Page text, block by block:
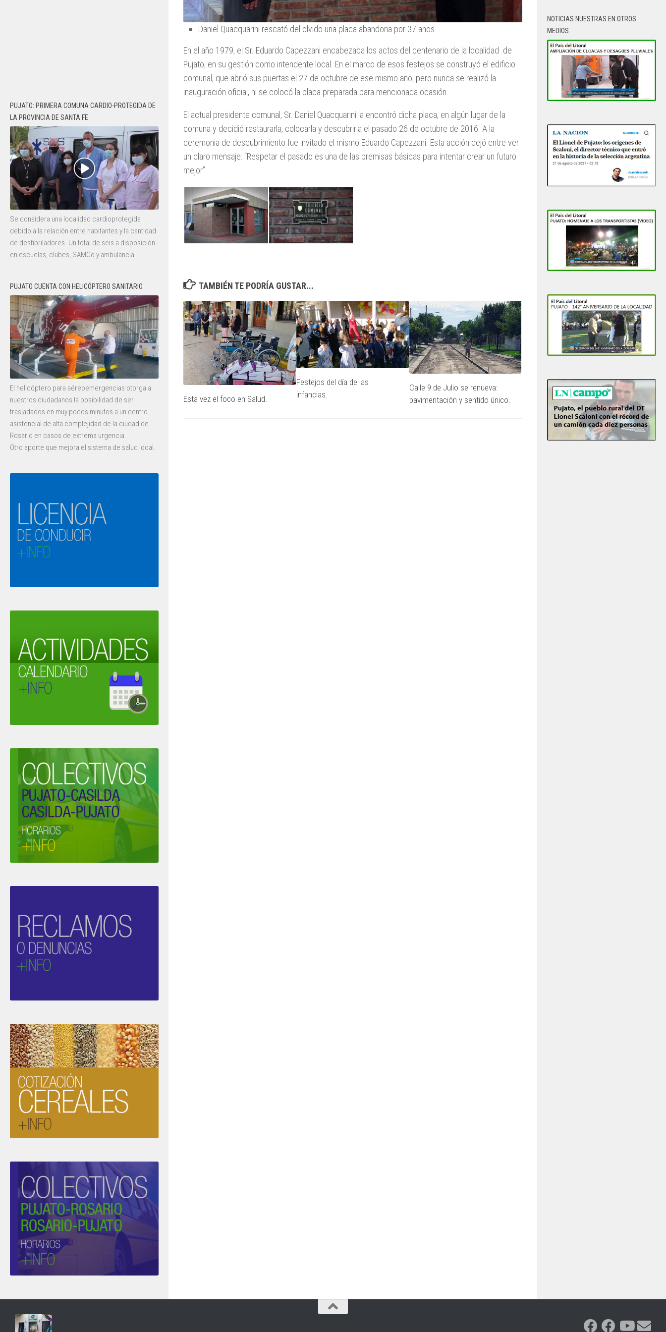
Daniel Quacquarini rescató del olvido una placa abandona por 37 años
En el año 1979, el Sr. Eduardo Capezzani encabezaba los actos del centenario de la localidad de
Pujato, en su gestión como intendente local. En el marco de esos festejos se construyó el edificio
comunal, que abrió sus puertas el 27 de octubre de ese mismo año, pero nunca se realizó la
inauguración oficial, ni se colocó la placa preparada para mencionada ocasión.
El actual presidente comunal, Sr. Daniel Quacquarini la encontró dicha placa, en algún lugar de la
comuna y decidió restaurarla, colocarla y descubrirla el pasado 26 de octubre de 2016. A la
ceremonia de descubrimiento fue invitado el mismo Eduardo Capezzani. Esta acción dejó entre ver
un claro mensaje: “Respetar el pasado es una de las premisas básicas para intentar crear un futuro
mejor”.
TAMBIÉN TE PODRÍA GUSTAR...
Esta vez el foco en Salud.
Festejos del día de las
infancias.
Calle 9 de Julio se renueva:
pavimentación y sentido único.
PUJATO: PRIMERA COMUNA CARDIO-PROTEGIDA DE
LA PROVINCIA DE SANTA FE
Se considera una localidad cardioprotegida
debido a la relación entre habitantes y la cantidad
de desfibriladores. Un total de seis a disposición
en escuelas, clubes, SAMCo y ambulancia.
PUJATO CUENTA CON HELICÓPTERO SANITARIO
El helicóptero para aéreoemergencias otorga a
nuestros ciudadanos la posibilidad de ser
trasladados en muy pocos minutos a un centro
asistencial de alta complejidad de la ciudad de
Rosario en casos de extrema urgencia.
Otro aporte que mejora el sistema de salud local.
NOTICIAS NUESTRAS EN OTROS
MEDIOS